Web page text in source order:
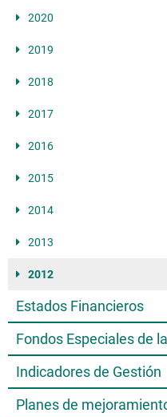
2020
2019
2018
2017
2016
2015
2014
2013
2012
Estados Financieros
Fondos Especiales de
Indicadores de Gestión
Planes de